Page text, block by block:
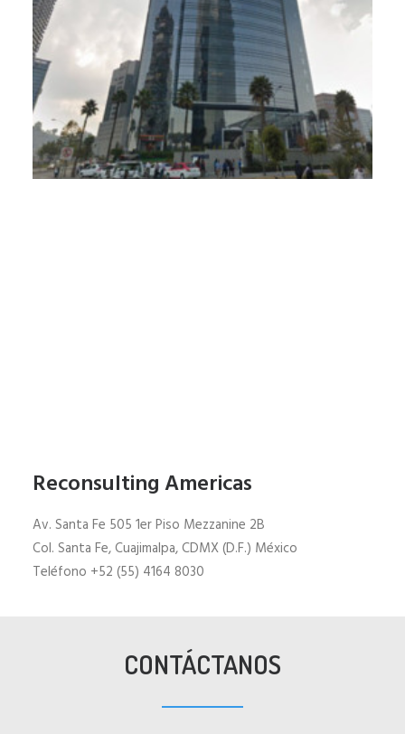
Reconsulting Americas
Av. Santa Fe 505 1er Piso Mezzanine 2B
Col. Santa Fe, Cuajimalpa, CDMX (D.F.) México
Teléfono +52 (55) 4164 8030
CONTÁCTANOS